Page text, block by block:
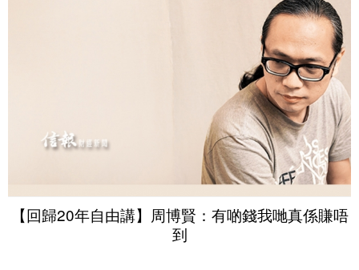
【回歸20年自由講】周博賢：有啲錢我哋真係賺唔
到